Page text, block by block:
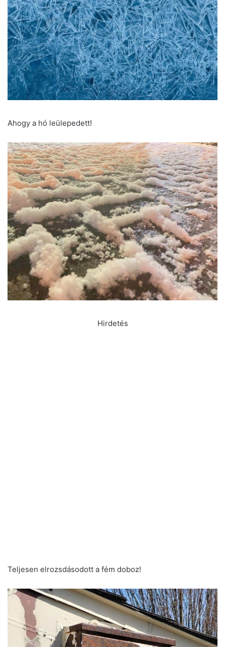
Ahogy a hó leülepedett!
Hirdetés
Teljesen elrozsdásodott a fém doboz!